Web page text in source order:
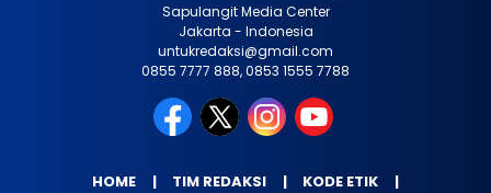
Sapulangit Media Center
Jakarta - Indonesia
untukredaksi@gmail.com
0855 7777 888, 0853 1555 7788
HOME TIM REDAKSI
KODE ETIK